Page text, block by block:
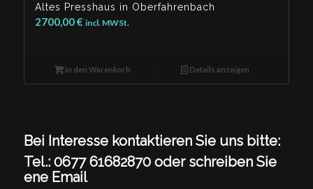
Altes Presshaus in Oberfahrenbach
2700,00€ incl. MWSt.
In den Warenkorb Details anzeigen
Bei Interesse kontaktieren Sie uns bitte:
Tel.: 0677 61682870 oder schreiben Sie
ene Email